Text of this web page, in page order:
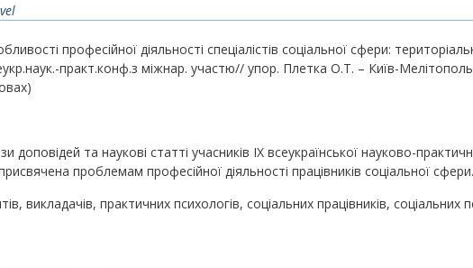
професійної діяльності спеціалістів соціальної сфери:
практ.конф.з міжнар. участю// упор. Плетка О.Т. – Київ-
доповідей та наукові статті учасників ІХ всеукраїнської науково-
проблемам професійної діяльності працівників соціальної сфери.
викладачів, практичних психологів, соціальних працівників, соціальних